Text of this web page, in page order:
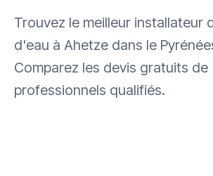
Trouvez le meilleur installateur
d'eau à Ahetze dans le
Comparez les devis gratuits de
professionnels qualifiés.